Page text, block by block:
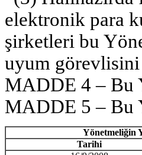
elektronik para
şirketleri bu
uyum görevlisini
MADDE 4 – Bu
MADDE 5 – Bu
Yönetmeliğin
Tarihi